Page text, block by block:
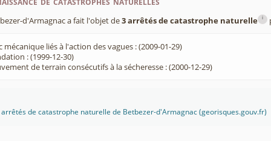
d'Armagnac a fait l'objet de3 arrêtés de catastrophe naturelle i
liés à l'action des vagues : (2009-01-29)
: (1999-12-30)
de terrain consécutifs à la sécheresse : (2000-12-29)
de catastrophe naturelle de Betbezer-d'Armagnac (georisques.gouv.fr)